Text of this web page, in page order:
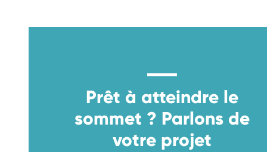
Prêt à atteindre le
sommet ? Parlons de
votre projet